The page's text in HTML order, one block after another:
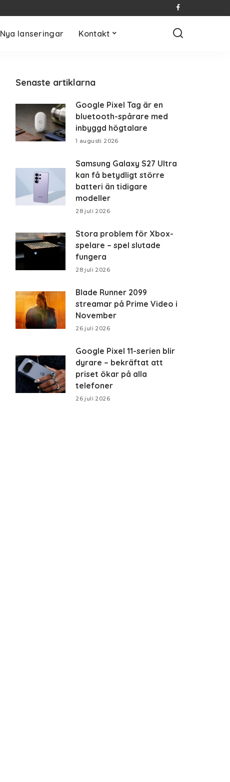
Nya lanseringar Kontakt
Senaste artiklarna
Google Pixel Tag är en
bluetooth-spårare med
inbyggd högtalare
1 augusti 2026
Samsung Galaxy S27 Ultra
kan få betydligt större
batteri än tidigare
modeller
28 juli 2026
Stora problem för Xbox-
spelare – spel slutade
fungera
28 juli 2026
Blade Runner 2099
streamar på Prime Video i
November
26 juli 2026
Google Pixel 11-serien blir
dyrare – bekräftat att
priset ökar på alla
telefoner
26 juli 2026